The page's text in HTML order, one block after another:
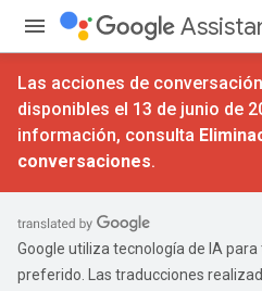
Las acciones de
disponibles el 13 de junio de
información, consulta
conversaciones.
Google utiliza tecnología de IA
preferido. Las traducciones